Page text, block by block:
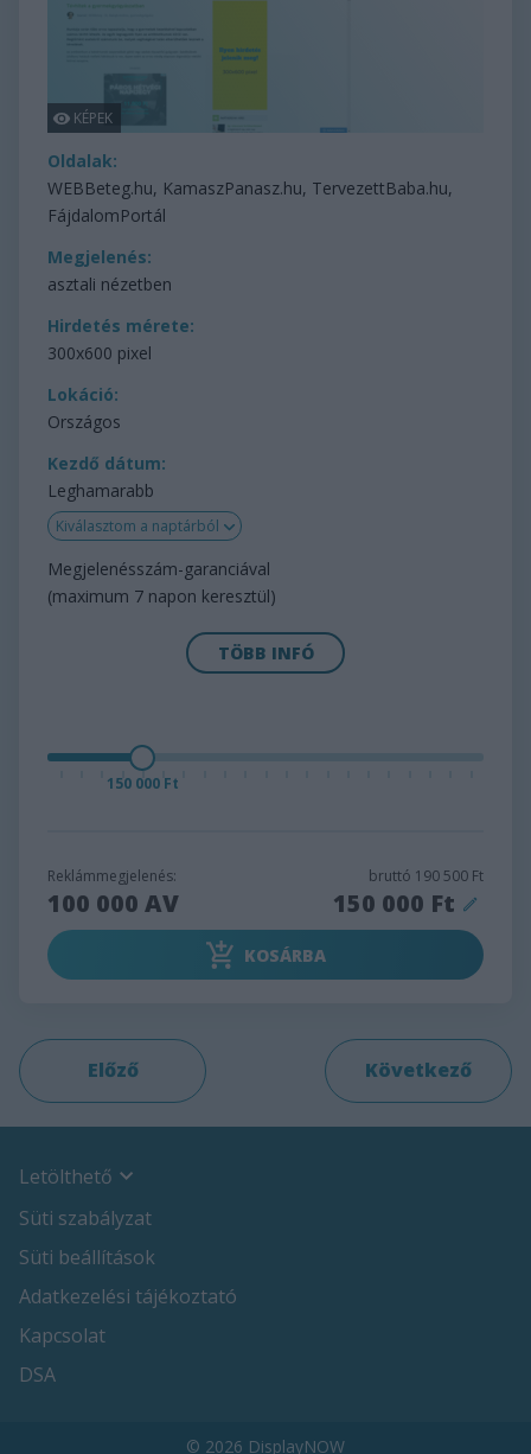
Oldalak:
WEBBeteg.hu, KamaszPanasz.hu, TervezettBaba.hu,
FájdalomPortál
Megjelenés:
asztali nézetben
Hirdetés mérete:
300x600 pixel
Lokáció:
Országos
Kezdő dátum:
Leghamarabb
Kiválasztom a naptárból
TÖBB INFÓ
Megjelenésszám-garanciával
(maximum 7 napon keresztül)
150 000 Ft
Reklámmegjelenés:
100 000 AV
bruttó 190 500 Ft
150 000 Ft
KOSÁRBA
Letölthető
Süti szabályzat
Süti beállítások
Adatkezelési tájékoztató
Kapcsolat
DSA
© 2026 DisplayNOW